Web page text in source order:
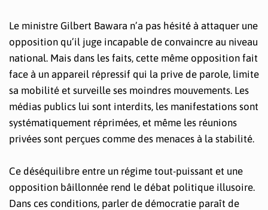
Le ministre Gilbert Bawara n’a pas hésité à attaquer une
opposition qu’il juge incapable de convaincre au niveau
national. Mais dans les faits, cette même opposition fait
face à un appareil répressif qui la prive de parole, limite
sa mobilité et surveille ses moindres mouvements. Les
médias publics lui sont interdits, les manifestations sont
systématiquement réprimées, et même les réunions
privées sont perçues comme des menaces à la stabilité.
Ce déséquilibre entre un régime tout-puissant et une
opposition bâillonnée rend le débat politique illusoire.
Dans ces conditions, parler de démocratie paraît de